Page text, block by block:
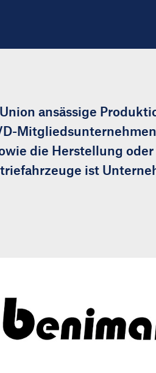
ansässige
die Herstellung oder
ist